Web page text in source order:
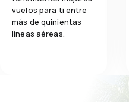
vuelos para ti entre
más de quinientas
líneas aéreas.